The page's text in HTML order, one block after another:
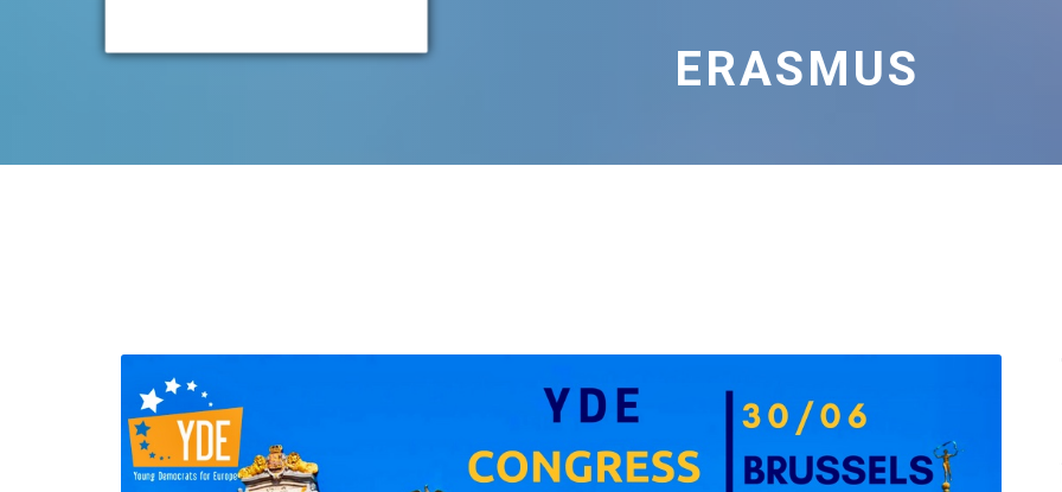
ERASMUS
Detention of Enes Hocaoğulları
SECGEN,17 AUG ’25
THEY ARE “RIGHT”: EUROPE HAS
A MIGRATION PROBLEM. BUT IT
IS EMIGRATION, NOT